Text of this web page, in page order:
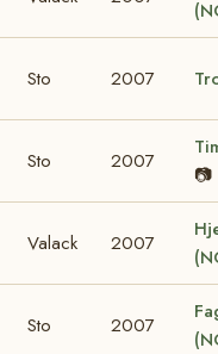
Sto 2007
Sto 2007
📷
Valack 2007
Sto 2007